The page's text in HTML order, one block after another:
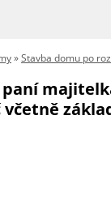
»Stavba domu po